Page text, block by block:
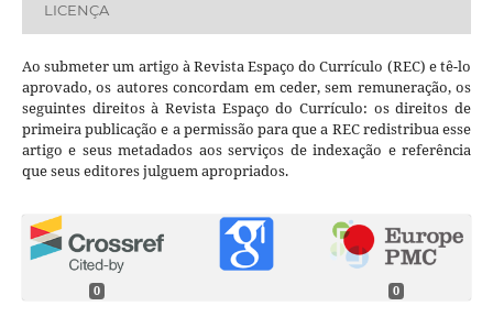
LICENÇA
Ao submeter um artigo à Revista Espaço do Currículo (REC) e tê-lo
aprovado, os autores concordam em ceder, sem remuneração, os
seguintes direitos à Revista Espaço do Currículo: os direitos de
primeira publicação e a permissão para que a REC redistribua esse
artigo e seus metadados aos serviços de indexação e referência
que seus editores julguem apropriados.
0 0